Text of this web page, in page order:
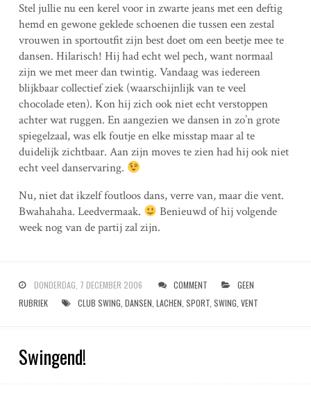
Stel jullie nu een kerel voor in zwarte jeans met een deftig
hemd en gewone geklede schoenen die tussen een zestal
vrouwen in sportoutfit zijn best doet om een beetje mee te
dansen. Hilarisch! Hij had echt wel pech, want normaal
zijn we met meer dan twintig. Vandaag was iedereen
blijkbaar collectief ziek (waarschijnlijk van te veel
chocolade eten). Kon hij zich ook niet echt verstoppen
achter wat ruggen. En aangezien we dansen in zo’n grote
spiegelzaal, was elk foutje en elke misstap maar al te
duidelijk zichtbaar. Aan zijn moves te zien had hij ook niet
echt veel danservaring.
Nu, niet dat ikzelf foutloos dans, verre van, maar die vent.
Bwahahaha. Leedvermaak.
Benieuwd of hij volgende
week nog van de partij zal zijn.
DONDERDAG, 7 DECEMBER 2006 COMMENT
GEEN
RUBRIEK
CLUB SWING DANSEN LACHEN SPORT, SWING VENT
Swingend!